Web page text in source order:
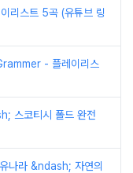
리스트 5곡 (유튜브 링
- 플레이리스
스코티시 폴드 완전
나라 &ndash; 자연의